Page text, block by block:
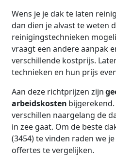
Wens je je dak te laten
dan dien je alvast te weten
reinigingstechnieken
vraagt een andere aanpak
verschillende kostprijs.
technieken en hun prijs
Aan deze richtprijzen zijn
arbeidskosten
verschillen naargelang de
in zee gaat. Om de beste
(3454) te vinden raden we
offertes te vergelijken.